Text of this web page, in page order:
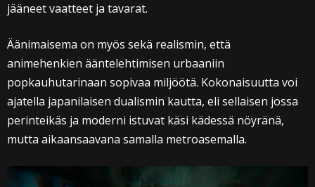
jääneet vaatteet ja tavarat.
Äänimaisema on myös sekä realismin, että
animehenkien ääntelehtimisen urbaaniin
popkauhutarinaan sopivaa miljöötä. Kokonaisuutta voi
ajatella japanilaisen dualismin kautta, eli sellaisen jossa
perinteikäs ja moderni istuvat käsi kädessä nöyränä,
mutta aikaansaavana samalla metroasemalla.